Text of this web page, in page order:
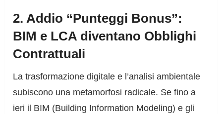
2. Addio “Punteggi Bonus”:
BIM e LCA diventano Obblighi
Contrattuali
La trasformazione digitale e l’analisi ambientale
subiscono una metamorfosi radicale. Se fino a
ieri il BIM (Building Information Modeling) e gli